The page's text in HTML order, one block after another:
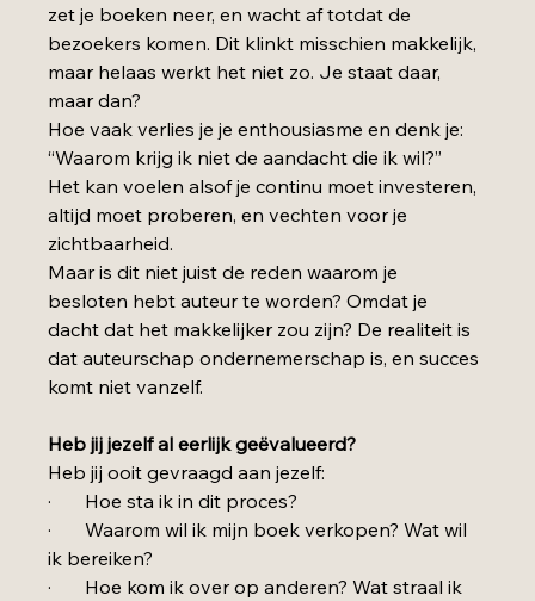
zet je boeken neer, en wacht af totdat de
bezoekers komen. Dit klinkt misschien makkelijk,
maar helaas werkt het niet zo. Je staat daar,
maar dan?
Hoe vaak verlies je je enthousiasme en denk je:
“Waarom krijg ik niet de aandacht die ik wil?”
Het kan voelen alsof je continu moet investeren,
altijd moet proberen, en vechten voor je
zichtbaarheid.
Maar is dit niet juist de reden waarom je
besloten hebt auteur te worden? Omdat je
dacht dat het makkelijker zou zijn? De realiteit is
dat auteurschap ondernemerschap is, en succes
komt niet vanzelf.
Heb jij jezelf al eerlijk geëvalueerd?
Heb jij ooit gevraagd aan jezelf:
·       Hoe sta ik in dit proces?
·       Waarom wil ik mijn boek verkopen? Wat wil
ik bereiken?
·       Hoe kom ik over op anderen? Wat straal ik